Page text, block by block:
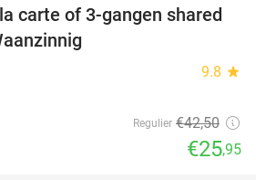
39%
carte of 3-gangen shared
9.8 star
Regulier €42,50
€25,95